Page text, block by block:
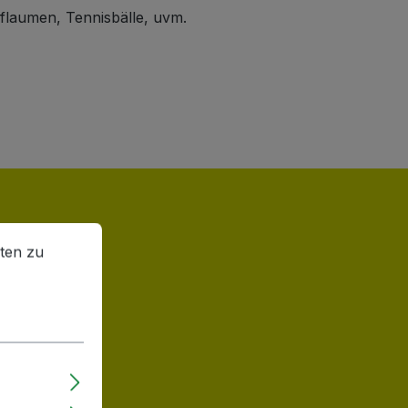
Tennisbälle, uvm.
zu können.
Mehr Informationen ...
zu